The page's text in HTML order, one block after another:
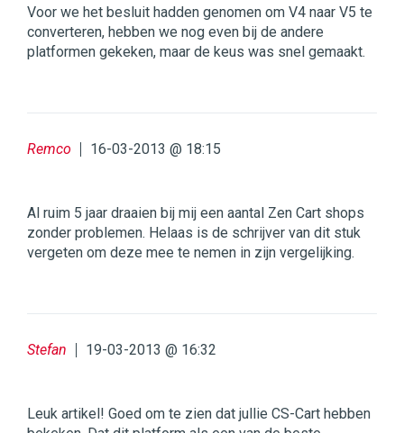
Voor we het besluit hadden genomen om V4 naar V5 te
converteren, hebben we nog even bij de andere
platformen gekeken, maar de keus was snel gemaakt.
Remco 16-03-2013 @ 18:15
Al ruim 5 jaar draaien bij mij een aantal Zen Cart shops
zonder problemen. Helaas is de schrijver van dit stuk
vergeten om deze mee te nemen in zijn vergelijking.
Stefan 19-03-2013 @ 16:32
Leuk artikel! Goed om te zien dat jullie CS-Cart hebben